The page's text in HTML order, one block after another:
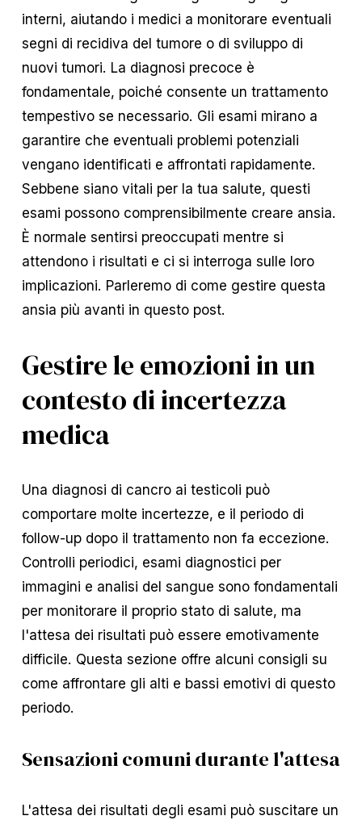
interni, aiutando i medici a monitorare eventuali
segni di recidiva del tumore o di sviluppo di
nuovi tumori. La diagnosi precoce è
fondamentale, poiché consente un trattamento
tempestivo se necessario. Gli esami mirano a
garantire che eventuali problemi potenziali
vengano identificati e affrontati rapidamente.
Sebbene siano vitali per la tua salute, questi
esami possono comprensibilmente creare ansia.
È normale sentirsi preoccupati mentre si
attendono i risultati e ci si interroga sulle loro
implicazioni. Parleremo di come gestire questa
ansia più avanti in questo post.
Gestire le emozioni in un
contesto di incertezza
medica
Una diagnosi di cancro ai testicoli può
comportare molte incertezze, e il periodo di
follow-up dopo il trattamento non fa eccezione.
Controlli periodici, esami diagnostici per
immagini e analisi del sangue sono fondamentali
per monitorare il proprio stato di salute, ma
l'attesa dei risultati può essere emotivamente
difficile. Questa sezione offre alcuni consigli su
come affrontare gli alti e bassi emotivi di questo
periodo.
Sensazioni comuni durante l'attesa
L'attesa dei risultati degli esami può suscitare un